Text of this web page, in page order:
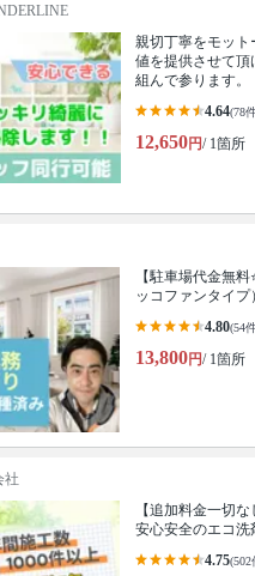
親切丁寧をモット
値を提供させて頂
組んで参ります。
4.64(78
12,650円/ 1箇所
【駐車場代金無
ッコファンタイプ
4.80(54
13,800円/ 1箇所
社
【追加料金一切
安心安全のエコ洗
4.75(502